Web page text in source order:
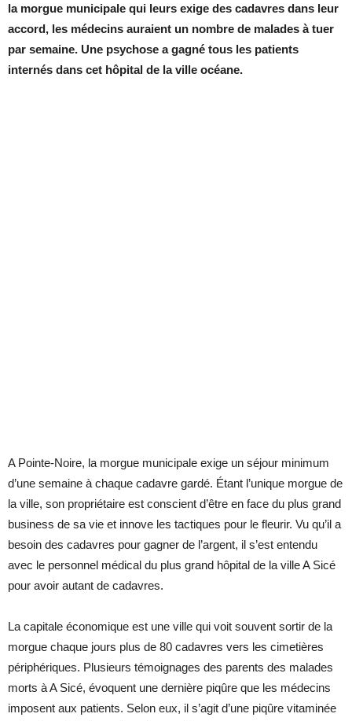
la morgue municipale qui leurs exige des cadavres dans leur
accord, les médecins auraient un nombre de malades à tuer
par semaine. Une psychose a gagné tous les patients
internés dans cet hôpital de la ville océane.
A Pointe-Noire, la morgue municipale exige un séjour minimum
d’une semaine à chaque cadavre gardé. Étant l’unique morgue de
la ville, son propriétaire est conscient d’être en face du plus grand
business de sa vie et innove les tactiques pour le fleurir. Vu qu’il a
besoin des cadavres pour gagner de l’argent, il s’est entendu
avec le personnel médical du plus grand hôpital de la ville A Sicé
pour avoir autant de cadavres.
La capitale économique est une ville qui voit souvent sortir de la
morgue chaque jours plus de 80 cadavres vers les cimetières
périphériques. Plusieurs témoignages des parents des malades
morts à A Sicé, évoquent une dernière piqûre que les médecins
imposent aux patients. Selon eux, il s’agit d’une piqûre vitaminée